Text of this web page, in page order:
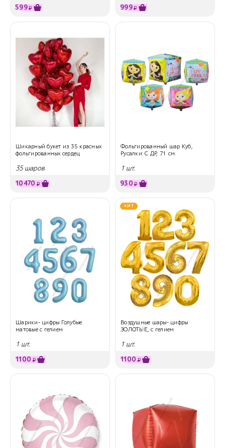
599₽ 999₽
Шикарный букет из 35 красных
фольгированных сердец
35 шаров
10470 ₽
Фольгированный шар Куб,
Русалки: С ДР, 71 см.
1 шт.
930 ₽
Шарики- цифры Голубые
матовые с гелием
1 шт.
1100 ₽
ХИТ
Воздушные шары- цифры
ЗОЛОТЫЕ, с гелием
1 шт.
1100 ₽